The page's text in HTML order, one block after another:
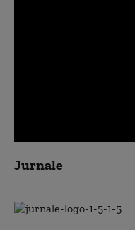
seconds
of
Jurnale